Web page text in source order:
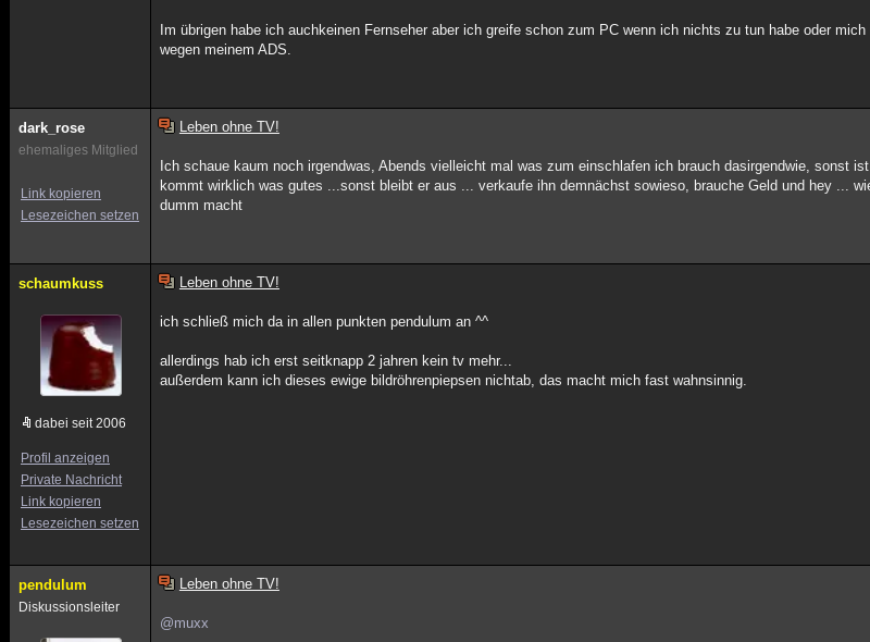
Im übrigen habe ich auchkeinen Fernseher aber ich greife schon zum PC wenn ich nichts zu tun habe oder
wegen meinem ADS.
dark_rose
ehemaliges Mitglied
Link kopieren
Lesezeichen setzen
Leben ohne TV!
Ich schaue kaum noch irgendwas, Abends vielleicht mal was zum einschlafen ich brauch dasirgendwie, sonst
kommt wirklich was gutes ...sonst bleibt er aus ... verkaufe ihn demnächst sowieso, brauche Geld und hey ...
dumm macht
schaumkuss
dabei seit 2006
Profil anzeigen
Private Nachricht
Link kopieren
Lesezeichen setzen
Leben ohne TV!
ich schließ mich da in allen punkten pendulum an ^^
allerdings hab ich erst seitknapp 2 jahren kein tv mehr...
außerdem kann ich dieses ewige bildröhrenpiepsen nichtab, das macht mich fast wahnsinnig.
pendulum
Diskussionsleiter
Leben ohne TV!
@muxx